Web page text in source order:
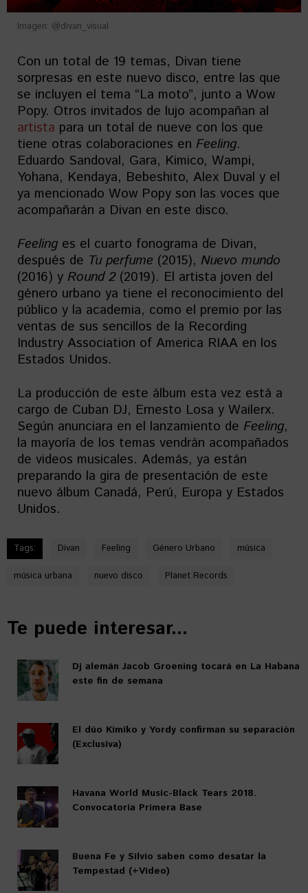
Imagen: @divan_visual
Con un total de 19 temas, Divan tiene
sorpresas en este nuevo disco, entre las que
se incluyen el tema “La moto”, junto a Wow
Popy. Otros invitados de lujo acompañan al
artista para un total de nueve con los que
tiene otras colaboraciones en Feeling.
Eduardo Sandoval, Gara, Kimico, Wampi,
Yohana, Kendaya, Bebeshito, Alex Duval y el
ya mencionado Wow Popy son las voces que
acompañarán a Divan en este disco.
Feeling es el cuarto fonograma de Divan,
después de Tu perfume (2015), Nuevo mundo
(2016) y Round 2(2019). El artista joven del
género urbano ya tiene el reconocimiento del
público y la academia, como el premio por las
ventas de sus sencillos de la Recording
Industry Association of America RIAA en los
Estados Unidos.
La producción de este álbum esta vez está a
cargo de Cuban DJ, Ernesto Losa y Wailerx.
Según anunciara en el lanzamiento de Feeling,
la mayoría de los temas vendrán acompañados
de videos musicales. Además, ya están
preparando la gira de presentación de este
nuevo álbum Canadá, Perú, Europa y Estados
Unidos.
Tags: Divan Feeling Género Urbano música
música urbana nuevo disco Planet Records
Te puede interesar...
Dj alemán Jacob Groening tocará en La Habana
este fin de semana
El dúo Kímiko y Yordy confirman su separación
(Exclusiva)
Havana World Music-Black Tears 2018.
Convocatoria Primera Base
Buena Fe y Silvio saben como desatar la
Tempestad (+Video)